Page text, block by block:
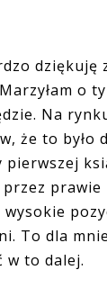
dziękuję
o
Na
że to było
prawie
To dla
w to dalej.